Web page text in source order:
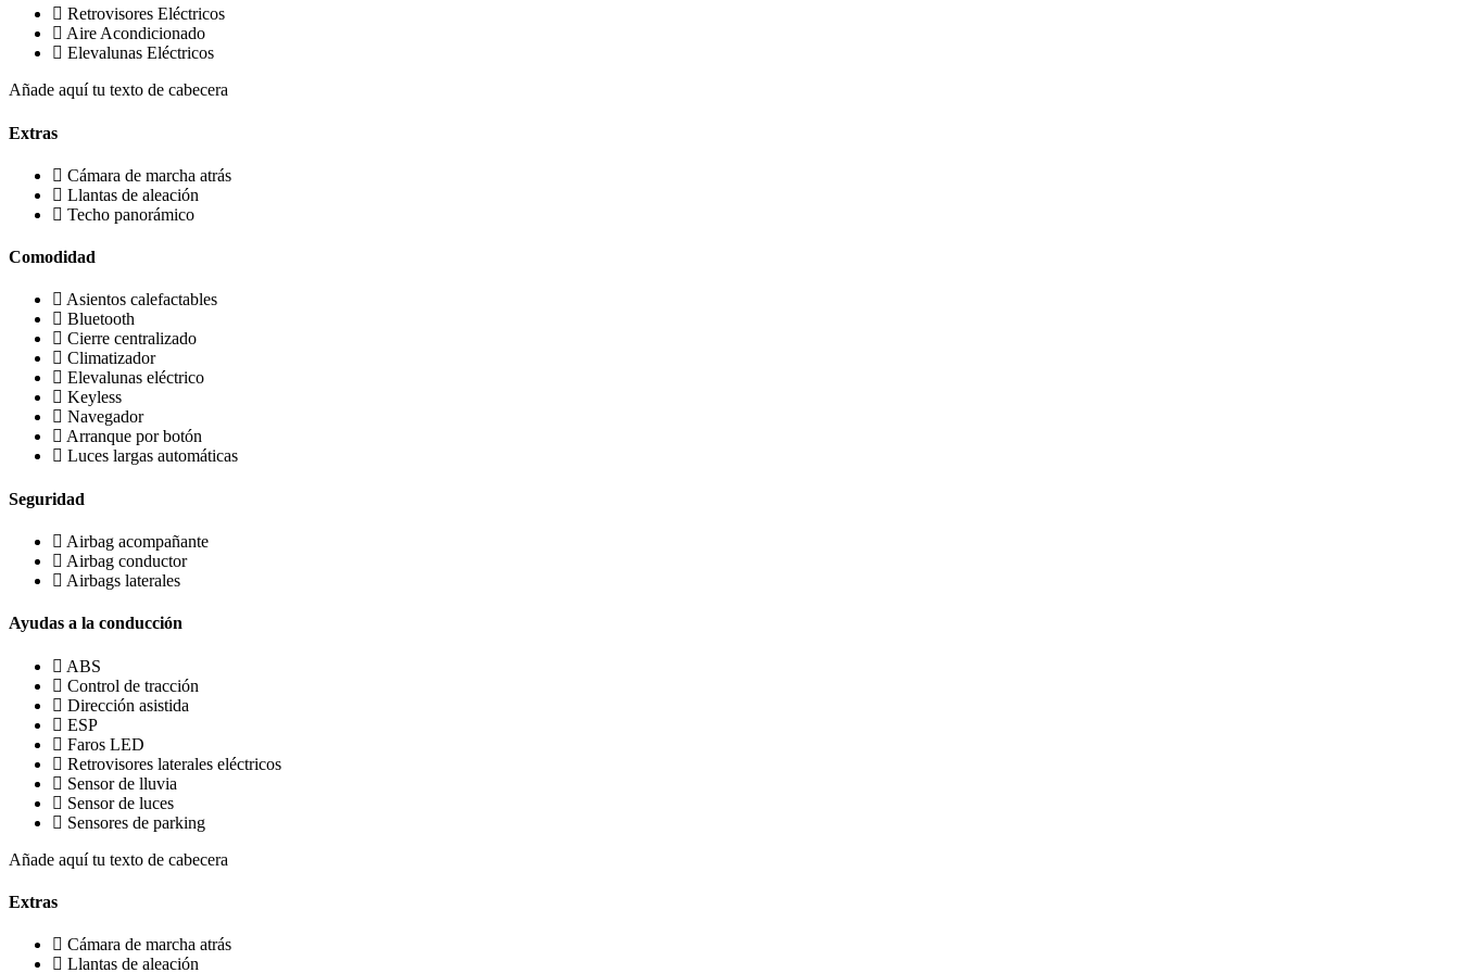
Retrovisores Eléctricos
Aire Acondicionado
Elevalunas Eléctricos
Añade aquí tu texto de cabecera
Extras
Cámara de marcha atrás
Llantas de aleación
Techo panorámico
Comodidad
Asientos calefactables
Bluetooth
Cierre centralizado
Climatizador
Elevalunas eléctrico
Keyless
Navegador
Arranque por botón
Luces largas automáticas
Seguridad
Airbag acompañante
Airbag conductor
Airbags laterales
Ayudas a la conducción
ABS
Control de tracción
Dirección asistida
ESP
Faros LED
Retrovisores laterales eléctricos
Sensor de lluvia
Sensor de luces
Sensores de parking
Añade aquí tu texto de cabecera
Extras
Cámara de marcha atrás
Llantas de aleación